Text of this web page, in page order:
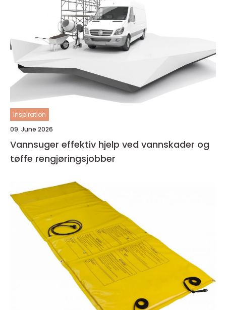
inspiration
09. June 2026
Vannsuger effektiv hjelp ved vannskader og
tøffe rengjøringsjobber